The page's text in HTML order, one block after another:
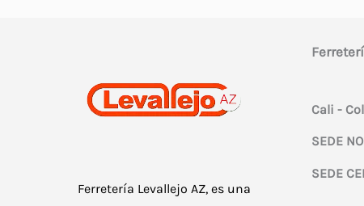
Ferretería Levallejo AZ, es una
Cali -
SEDE
SEDE